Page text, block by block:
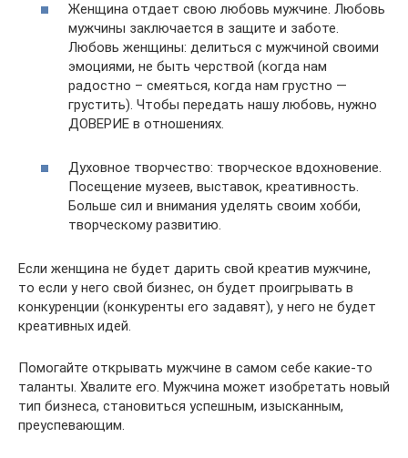
Женщина отдает свою любовь мужчине. Любовь
мужчины заключается в защите и заботе.
Любовь женщины: делиться с мужчиной своими
эмоциями, не быть черствой (когда нам
радостно – смеяться, когда нам грустно —
грустить). Чтобы передать нашу любовь, нужно
ДОВЕРИЕ в отношениях.
Духовное творчество: творческое вдохновение.
Посещение музеев, выставок, креативность.
Больше сил и внимания уделять своим хобби,
творческому развитию.
Если женщина не будет дарить свой креатив мужчине,
то если у него свой бизнес, он будет проигрывать в
конкуренции (конкуренты его задавят), у него не будет
креативных идей.
Помогайте открывать мужчине в самом себе какие-то
таланты. Хвалите его. Мужчина может изобретать новый
тип бизнеса, становиться успешным, изысканным,
преуспевающим.